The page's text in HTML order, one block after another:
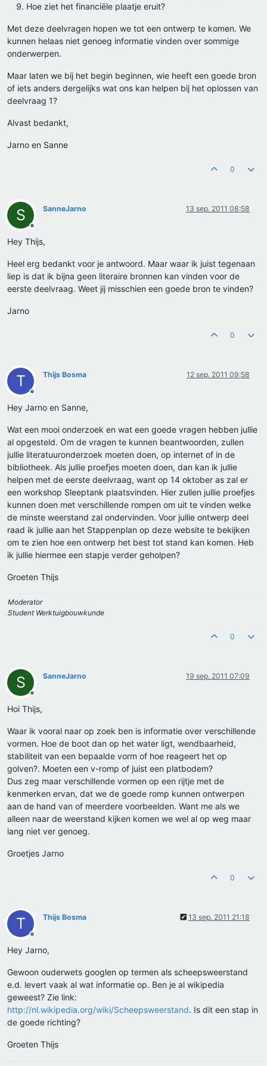
Hoe ziet het financiële plaatje eruit?
Met deze deelvragen hopen we tot een ontwerp te komen. We
kunnen helaas niet genoeg informatie vinden over sommige
onderwerpen.
Maar laten we bij het begin beginnen, wie heeft een goede bron
of iets anders dergelijks wat ons kan helpen bij het oplossen van
deelvraag 1?
Alvast bedankt,
Jarno en Sanne
0
S
Offline
SanneJarno 13 sep. 2011 08:58
Hey Thijs,
Heel erg bedankt voor je antwoord. Maar waar ik juist tegenaan
liep is dat ik bijna geen literaire bronnen kan vinden voor de
eerste deelvraag. Weet jij misschien een goede bron te vinden?
Jarno
0
T
Offline
Thijs Bosma 12 sep. 2011 09:58
Hey Jarno en Sanne,
Wat een mooi onderzoek en wat een goede vragen hebben jullie
al opgesteld. Om de vragen te kunnen beantwoorden, zullen
jullie literatuuronderzoek moeten doen, op internet of in de
bibliotheek. Als jullie proefjes moeten doen, dan kan ik jullie
helpen met de eerste deelvraag, want op 14 oktober as zal er
een workshop Sleeptank plaatsvinden. Hier zullen jullie proefjes
kunnen doen met verschillende rompen om uit te vinden welke
de minste weerstand zal ondervinden. Voor jullie ontwerp deel
raad ik jullie aan het Stappenplan op deze website te bekijken
om te zien hoe een ontwerp het best tot stand kan komen. Heb
ik jullie hiermee een stapje verder geholpen?
Groeten Thijs
Moderator
Student Werktuigbouwkunde
0
S
Offline
SanneJarno 19 sep. 2011 07:09
Hoi Thijs,
Waar ik vooral naar op zoek ben is informatie over verschillende
vormen. Hoe de boot dan op het water ligt, wendbaarheid,
stabiliteit van een bepaalde vorm of hoe reageert het op
golven?. Moeten een v-romp of juist een platbodem?
Dus zeg maar verschillende vormen op een rijtje met de
kenmerken ervan, dat we de goede romp kunnen ontwerpen
aan de hand van of meerdere voorbeelden. Want me als we
alleen naar de weerstand kijken komen we wel al op weg maar
lang niet ver genoeg.
Groetjes Jarno
0
T
Offline
Thijs Bosma 13 sep. 2011 21:18
Hey Jarno,
Gewoon ouderwets googlen op termen als scheepsweerstand
e.d. levert vaak al wat informatie op. Ben je al wikipedia
geweest? Zie link:
http://nl.wikipedia.org/wiki/Scheepsweerstand. Is dit een stap in
de goede richting?
Groeten Thijs